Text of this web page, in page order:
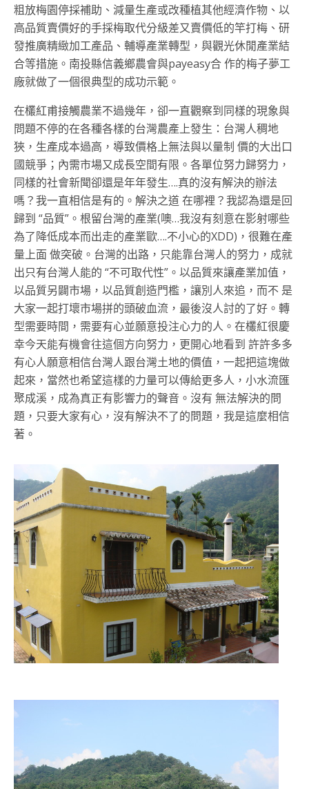
粗放梅園停採補助、減量生產或改種植其他經濟作物、以
高品質賣價好的手採梅取代分級差又賣價低的竿打梅、研
發推廣精緻加工產品、輔導產業轉型，與觀光休閒產業結
合等措施。南投縣信義鄉農會與payeasy合 作的梅子夢工
廠就做了一個很典型的成功示範。
在欉紅甫接觸農業不過幾年，卻一直觀察到同樣的現象與
問題不停的在各種各樣的台灣農產上發生：台灣人稠地
狹，生產成本過高，導致價格上無法與以量制 價的大出口
國競爭；內需市場又成長空間有限。各單位努力歸努力，
同樣的社會新聞卻還是年年發生….真的沒有解決的辦法
嗎？我一直相信是有的。解決之道 在哪裡？我認為還是回
歸到 “品質”。根留台灣的產業(噢…我沒有刻意在影射哪些
為了降低成本而出走的產業歐….不小心的XDD)，很難在產
量上面 做突破。台灣的出路，只能靠台灣人的努力，成就
出只有台灣人能的 “不可取代性”。以品質來讓產業加值，
以品質另闢市場，以品質創造門檻，讓別人來追，而不 是
大家一起打壞市場拼的頭破血流，最後沒人討的了好。轉
型需要時間，需要有心並願意投注心力的人。在欉紅很慶
幸今天能有機會往這個方向努力，更開心地看到 許許多多
有心人願意相信台灣人跟台灣土地的價值，一起把這塊做
起來，當然也希望這樣的力量可以傳給更多人，小水流匯
聚成溪，成為真正有影響力的聲音。沒有 無法解決的問
題，只要大家有心，沒有解決不了的問題，我是這麼相信
著。